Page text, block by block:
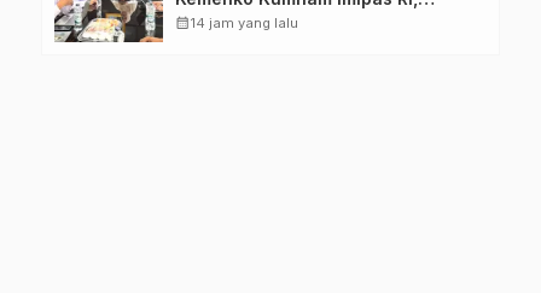
Perkuat Pelayanan Kesehatan bagi
calendar_month14 jam yang lalu